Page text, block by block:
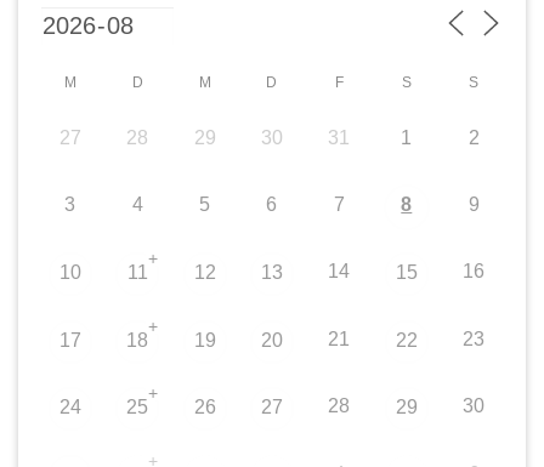
M D M D F S S
27 28 29 30 31 1 2
3 4 5 6 7 8 9
10 11
+
12 13 14 15 16
17 18
+
19 20 21 22 23
24 25
+
26 27 28 29 30
+